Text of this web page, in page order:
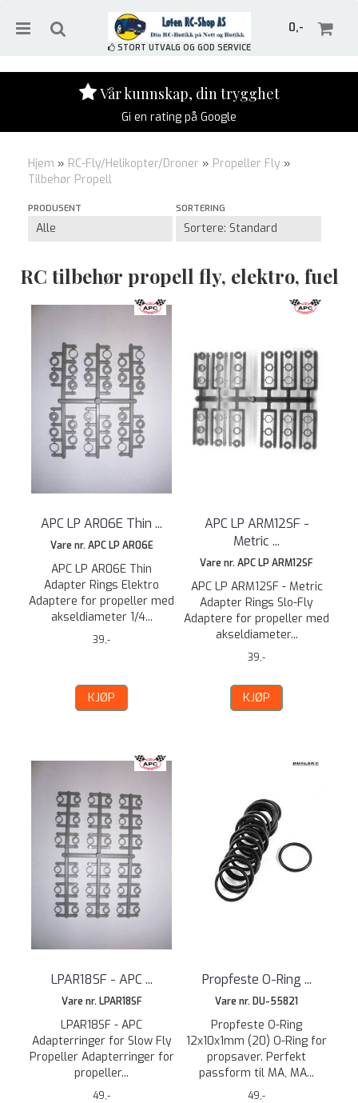
0,-
STORT UTVALG OG GOD SERVICE
Vår kunnskap, din trygghet
Gi en rating på Google
Hjem » RC-Fly/Helikopter/Droner » Propeller Fly »
Tilbehør Propell
PRODUSENT SORTERING
RC tilbehør propell fly, elektro, fuel
APC LP AR06E Thin ...
Vare nr. APC LP AR06E
APC LP AR06E Thin
Adapter Rings Elektro
Adaptere for propeller med
akseldiameter 1/4...
39,-
KJØP
APC LP ARM12SF -
Metric ...
Vare nr. APC LP ARM12SF
APC LP ARM12SF - Metric
Adapter Rings Slo-Fly
Adaptere for propeller med
akseldiameter...
39,-
KJØP
LPAR18SF - APC ...
Vare nr. LPAR18SF
LPAR18SF - APC
Adapterringer for Slow Fly
Propeller Adapterringer for
propeller...
49,-
Propfeste O-Ring ...
Vare nr. DU-55821
Propfeste O-Ring
12x10x1mm (20) O-Ring for
propsaver. Perfekt
passform til MA, MA...
49,-